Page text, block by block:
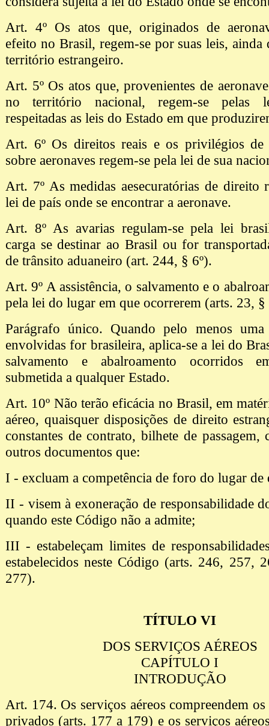
Art. 4º Os atos que, originados de
efeito no Brasil, regem-se por suas leis,
território estrangeiro.
Art. 5º Os atos que, provenientes de
no território nacional, regem-se pelas
respeitadas as leis do Estado em que
Art. 6º Os direitos reais e os privilégios de
sobre aeronaves regem-se pela lei de sua
Art. 7º As medidas aesecuratórias de direito
lei de país onde se encontrar a aeronave.
Art. 8º As avarias regulam-se pela lei
carga se destinar ao Brasil ou for
de trânsito aduaneiro (art. 244, § 6º).
Art. 9º A assistência, o salvamento e o
pela lei do lugar em que ocorrerem (arts. 23, §
Parágrafo único. Quando pelo menos uma
envolvidas for brasileira, aplica-se a lei do
salvamento e abalroamento ocorridos
submetida a qualquer Estado.
Art. 10º Não terão eficácia no Brasil, em
aéreo, quaisquer disposições de direito
constantes de contrato, bilhete de passagem,
outros documentos que:
I - excluam a competência de foro do lugar de
II - visem à exoneração de responsabilidade
quando este Código não a admite;
III - estabeleçam limites de
estabelecidos neste Código (arts. 246, 257,
277).
TÍTULO VI
DOS SERVIÇOS AÉREOS
CAPÍTULO I
INTRODUÇÃO
Art. 174. Os serviços aéreos compreendem os
privados (arts. 177 a 179) e os serviços